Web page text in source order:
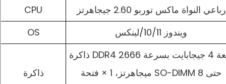
CPU
رباعي النواة ماكس توربو 2.60 جيجاهرتز
OS
ويندوز 10/11/لينكس
ذاكرة
ذاكرة DDR4 سعة 4 جيجابايت بسرعة 2666
ميجاهرتز، 1 × فتحة SO-DIMM حتى 8